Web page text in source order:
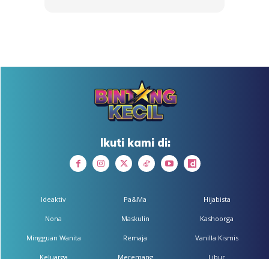
Ikuti kami di:
Ideaktiv
Nona
Mingguan Wanita
Keluarga
Pa&Ma
Maskulin
Remaja
Meremang
Hijabista
Kashoorga
Vanilla Kismis
Libur